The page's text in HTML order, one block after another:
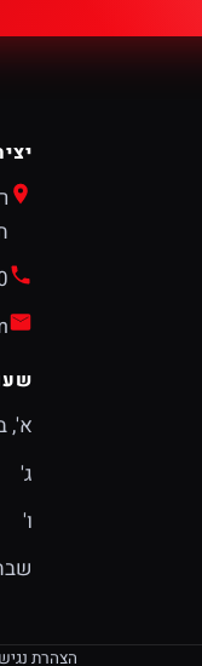
א',
ג'
ו'
הצהרת